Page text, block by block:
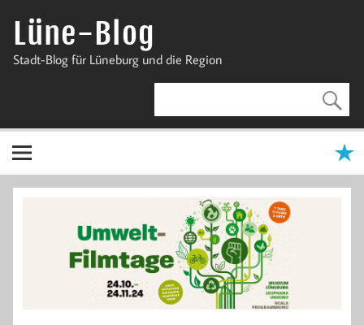
InhaltLüne-Blog
Stadt-Blog für Lüneburg und die Region